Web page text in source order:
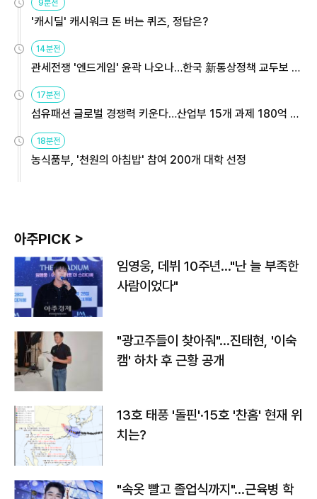
9분전
'캐시딜' 캐시워크 돈 버는 퀴즈, 정답은?
14분전
관세전쟁 '엔드게임' 윤곽 나오나…한국 新통상정책 교두보 활
용해야
17분전
섬유패션 글로벌 경쟁력 키운다…산업부 15개 과제 180억 지
원
18분전
농식품부, '천원의 아침밥' 참여 200개 대학 선정
아주PICK >
임영웅, 데뷔 10주년…"난 늘 부족한
사람이었다"
"광고주들이 찾아줘"…진태현, '이숙
캠' 하차 후 근황 공개
13호 태풍 '돌핀'·15호 '찬홈' 현재 위
치는?
"속옷 빨고 졸업식까지"…근육병 학